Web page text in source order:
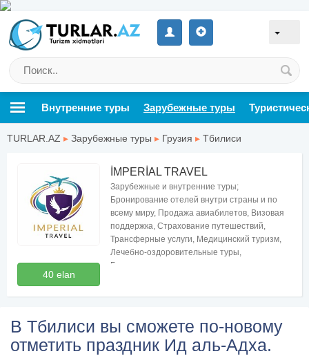
Внутренние туры Зарубежные туры
TURLAR.AZ ▸ Зарубежные туры ▸ Грузия ▸ Тбилиси
40 elan
İMPERİAL TRAVEL
Зарубежные и внутренние туры;
Бронирование отелей внутри страны и по
всему миру, Продажа авиабилетов, Визовая
поддержка, Страхование путешествий,
Трансферные услуги, Медицинский туризм,
Лечебно-оздоровительные туры,
Бесплатные консультации по туризму
В Тбилиси вы сможете по-новому
отметить праздник Ид аль-Адха.